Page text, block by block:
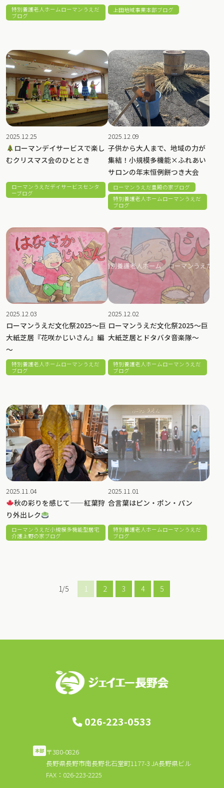
特別養護老人ホームローマンうえだ
ブログ
上田地域事業本部ブログ
ローマンデイサービスで楽し
むクリスマス会のひととき
2025.12.25
ローマンうえだデイサービスセンタ
ーブログ
子供から大人まで、地域の力が
集結！小規模多機能×ふれあい
サロンの年末恒例餅つき大会
2025.12.09
ローマンうえだ豊殿の家ブログ
特別養護老人ホームローマンうえだ
ブログ
ローマンうえだ文化祭2025～巨
大紙芝居『花咲かじいさん』編
～
2025.12.03
特別養護老人ホームローマンうえだ
ブログ
ローマンうえだ文化祭2025～巨
大紙芝居とドタバタ音楽隊～
2025.12.02
特別養護老人ホームローマンうえだ
ブログ
秋の彩りを感じて——紅葉狩
り外出レク
2025.11.04
ローマンうえだ小規模多機能型居宅
介護上野の家ブログ
合言葉はピン・ポン・パン
2025.11.01
特別養護老人ホームローマンうえだ
ブログ
1/5 1 2 3 4 5
026-223-0533
本部 〒380-0826
長野県長野市南長野北石堂町1177-3 JA長野県ビル
FAX：026-223-2225